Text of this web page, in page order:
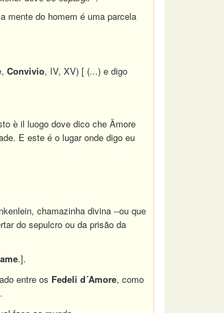
mente do homem é uma parcela
Convivio, IV, XV) [ (...) e digo
è il luogo dove dico che Ämore
E este é o lugar onde digo eu
chamazinha divina --ou que
do sepulcro ou da prisão da
.].
entre os Fedeli d´Amore, como